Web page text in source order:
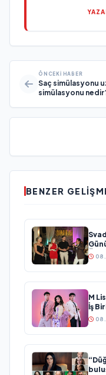
ÖNCEKI HABER
Saç simülasyonu
simülasyonu
BENZER
Ünlü
M
İş